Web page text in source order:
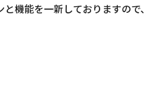
機能を一新しておりますので